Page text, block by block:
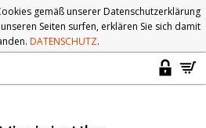
gemäß unserer Datenschutzerklärung
Seiten surfen, erklären Sie sich damit
DATENSCHUTZ.